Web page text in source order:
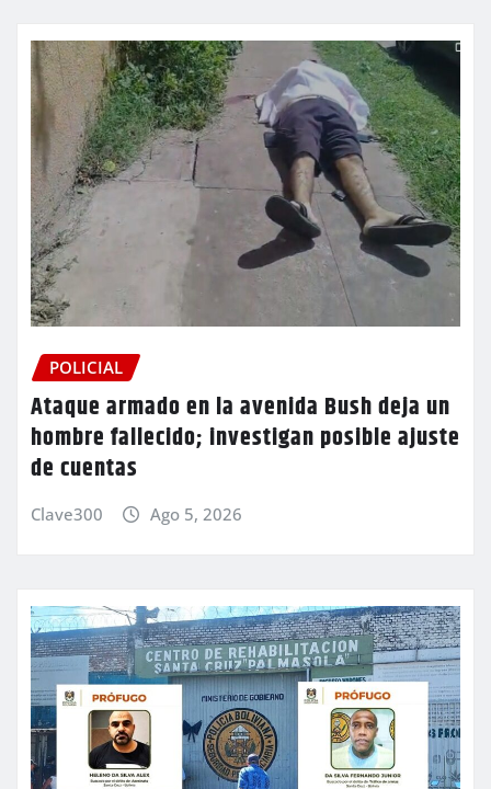
POLICIAL
Ataque armado en la avenida Bush deja un
hombre fallecido; investigan posible ajuste
de cuentas
Clave300 Ago 5, 2026